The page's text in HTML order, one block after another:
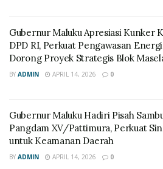
Gubernur Maluku Apresiasi Kunker
DPD RI, Perkuat Pengawasan
Dorong Proyek Strategis Blok
BY ADMIN APRIL 14, 2026 0
Gubernur Maluku Hadiri Pisah
Pangdam XV/Pattimura, Perkuat
untuk Keamanan Daerah
BY ADMIN APRIL 14, 2026 0